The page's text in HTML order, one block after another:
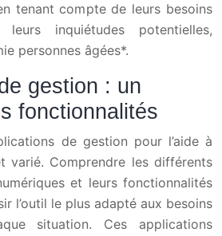
tenant compte de leurs besoins
inquiétudes potentielles,
personnes âgées*.
gestion : un
fonctionnalités
de gestion pour l’aide à
varié. Comprendre les différents
et leurs fonctionnalités
l’outil le plus adapté aux besoins
situation. Ces applications